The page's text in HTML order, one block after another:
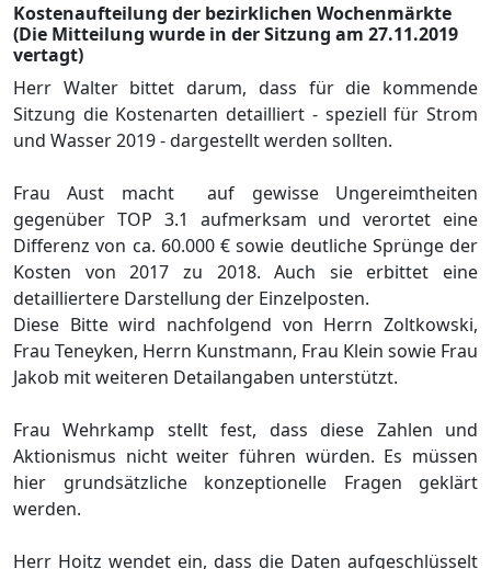
Kostenaufteilung der bezirklichen Wochenmärkte
(Die Mitteilung wurde in der Sitzung am 27.11.2019
vertagt)
Herr Walter bittetdarum, dass für die kommende
Sitzung die Kostenarten detailliert - speziell für Strom
und Wasser 2019 - dargestellt werden sollten.
Frau Aust macht
auf gewisse Ungereimtheiten
gegenüber TOP 3.1 aufmerksam und verortet eine
Differenz von ca. 60.000 € sowie deutliche Sprünge der
Kosten von 2017 zu 2018. Auch sie erbittet eine
detailliertere Darstellung der Einzelposten.
Diese Bitte wird nachfolgend von Herrn Zoltkowski,
Frau Teneyken, Herrn Kunstmann, Frau Klein sowie Frau
Jakob mit weiteren Detailangaben unterstützt.
Frau Wehrkamp stellt fest, dass diese Zahlen und
Aktionismus nicht weiter führen würden. Es müssen
hier grundsätzliche konzeptionelle Fragen geklärt
werden.
Herr Hoitz wendet ein, dass die Daten aufgeschlüsselt